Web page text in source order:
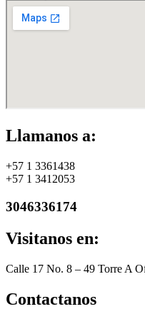
Llamanos a:
+57 1 3361438
+57 1 3412053
3046336174
Visitanos en:
Calle 17 No. 8 – 49 Torre A
Contactanos